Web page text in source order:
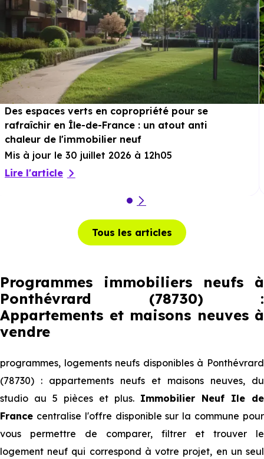
Des espaces verts en copropriété pour se
rafraîchir en Île-de-France : un atout anti
chaleur de l'immobilier neuf
Mis à jour le 30 juillet 2026 à 12h05
Lire l'article
Tous les articles
Programmes immobiliers neufs à
Ponthévrard (78730) :
Appartements et maisons neuves à
vendre
programmes, logements neufs disponibles à Ponthévrard
(78730) : appartements neufs et maisons neuves, du
studio au 5 pièces et plus. Immobilier Neuf Ile de
France centralise l'offre disponible sur la commune pour
vous permettre de comparer, filtrer et trouver le
logement neuf qui correspond à votre projet, en un seul